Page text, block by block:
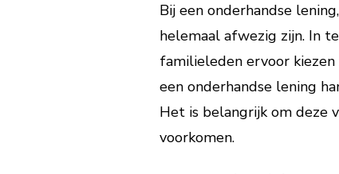
Bij een onderhandse
helemaal afwezig zijn. In
familieleden ervoor
een onderhandse lening
Het is belangrijk om deze
voorkomen.